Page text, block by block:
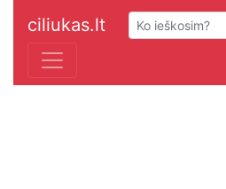
ciliukas.lt